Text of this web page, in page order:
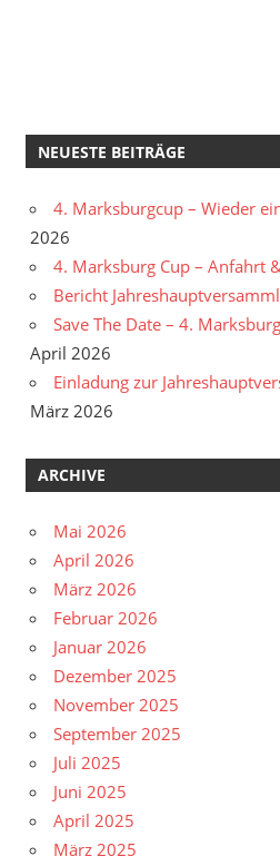
NEUESTE BEITRÄGE
4. Marksburgcup – Wieder
2026
4. Marksburg Cup – Anfahrt
Bericht
Save The Date – 4.
April 2026
Einladung zur
März 2026
ARCHIVE
Mai 2026
April 2026
März 2026
Februar 2026
Januar 2026
Dezember 2025
November 2025
September 2025
Juli 2025
Juni 2025
April 2025
März 2025